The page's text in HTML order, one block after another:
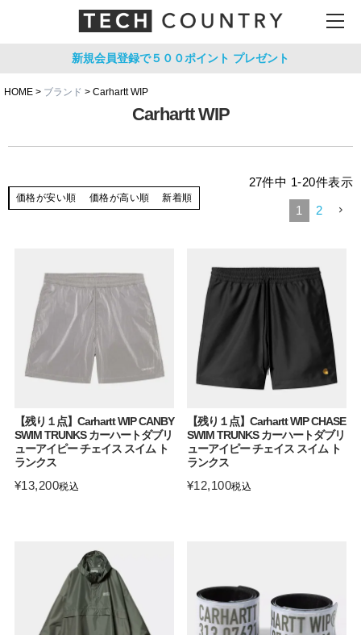
新規会員登録で５００ポイント プレゼント
HOME ブランド Carhartt WIP
Carhartt WIP
価格が安い順 価格が高い順 新着順
27件中 1-20件表示
1 2
【残り１点】Carhartt WIP CANBY
SWIM TRUNKS カーハートダブリ
ューアイピー チェイス スイム ト
ランクス
¥13,200税込
【残り１点】Carhartt WIP CHASE
SWIM TRUNKS カーハートダブリ
ューアイピー チェイス スイム ト
ランクス
¥12,100税込